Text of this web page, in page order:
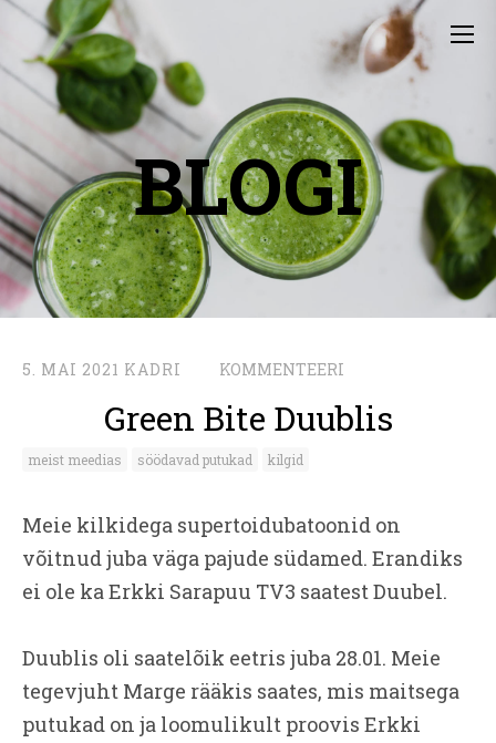
BLOGI
5. MAI 2021 KADRI KOMMENTEERI
Green Bite Duublis
meist meedias söödavad putukad kilgid
Meie kilkidega supertoidubatoonid on
võitnud juba väga pajude südamed. Erandiks
ei ole ka Erkki Sarapuu TV3 saatest Duubel.
Duublis oli saatelõik eetris juba 28.01. Meie
tegevjuht Marge rääkis saates, mis maitsega
putukad on ja loomulikult proovis Erkki